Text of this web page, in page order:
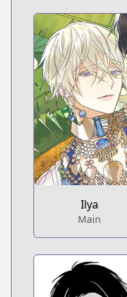
Ilya
Main